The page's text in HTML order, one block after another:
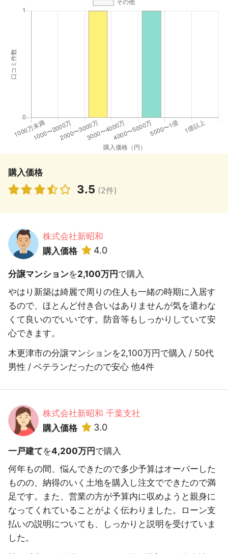
購入価格
3.5 (2件)
株式会社新昭和
購入価格
4.0
分譲マンションを2,100万円 で購入
やはり新築は綺麗で周りの住人も一緒の時期に入居す
るので、ほとんど付き合いはありませんが気を遣わな
くて良いのでいいです。防音等もしっかりしていて安
心できます。
木更津市の分譲マンションを2,100万円で購入 / 50代
男性 / ベテランだったので安心 他4件
株式会社新昭和 千葉支社
購入価格
3.0
一戸建てを4,200万円で購入
何年もの間、悩んできたので多少予算はオーバーした
ものの、納得のいく土地を購入し注文でできたので満
足です。また、営業の方が予算内に収めようと親身に
なってくれていることがよく伝わりました。ローン支
払いの説明についても、しっかりと説明を受けていま
した。